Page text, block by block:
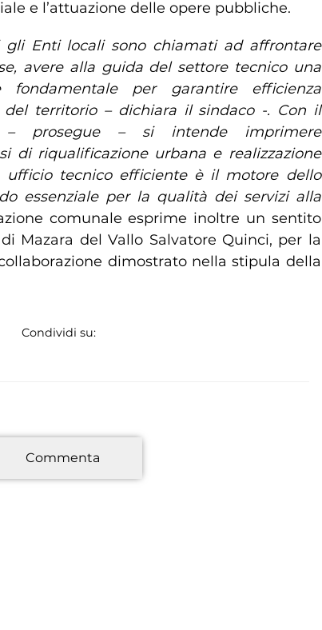
e l’attuazione delle opere pubbliche.
gli Enti locali sono chiamati ad affrontare
avere alla guida del settore tecnico una
per garantire efficienza
territorio – dichiara il sindaco -. Con il
– prosegue – si intende imprimere
di riqualificazione urbana e realizzazione
ufficio tecnico efficiente è il motore dello
essenziale per la qualità dei servizi alla
comunale esprime inoltre un sentito
Mazara del Vallo Salvatore Quinci, per la
dimostrato nella stipula della
Condividi su:
Commenta